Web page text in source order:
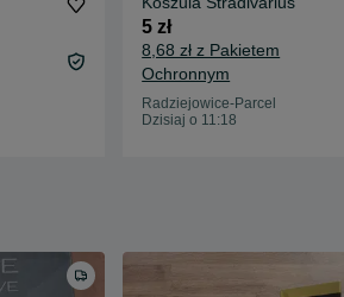
5 zł
8,68 zł z Pakietem
Ochronnym
Radziejowice-Parcel
Dzisiaj o 11:18